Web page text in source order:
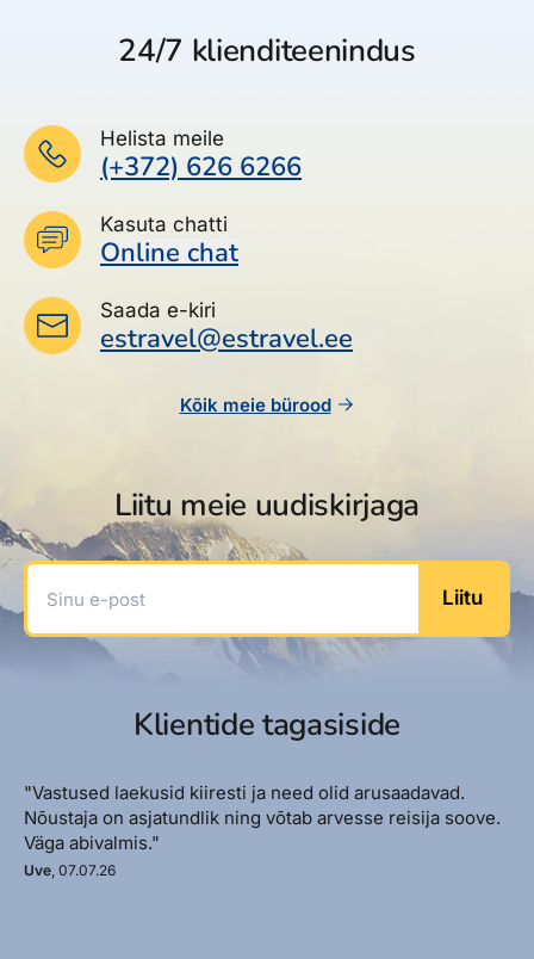
24/7 klienditeenindus
Helista meile
(+372) 626 6266
Kasuta chatti
Online chat
Saada e-kiri
estravel@estravel.ee
Kõik meie bürood
Liitu meie uudiskirjaga
Sinu e-post
Liitu
Klientide tagasiside
"Vastused laekusid kiiresti ja need olid arusaadavad.
Nõustaja on asjatundlik ning võtab arvesse reisija soove.
Väga abivalmis."
Uve , 07.07.26